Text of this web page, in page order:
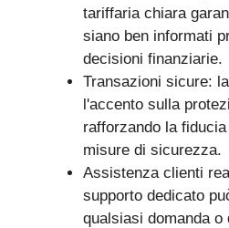
tariffaria chiara
siano ben informati
decisioni finanziarie.
Transazioni sicure:
l'accento sulla
rafforzando la
misure di sicurezza.
Assistenza clienti
supporto dedicato
qualsiasi domanda o